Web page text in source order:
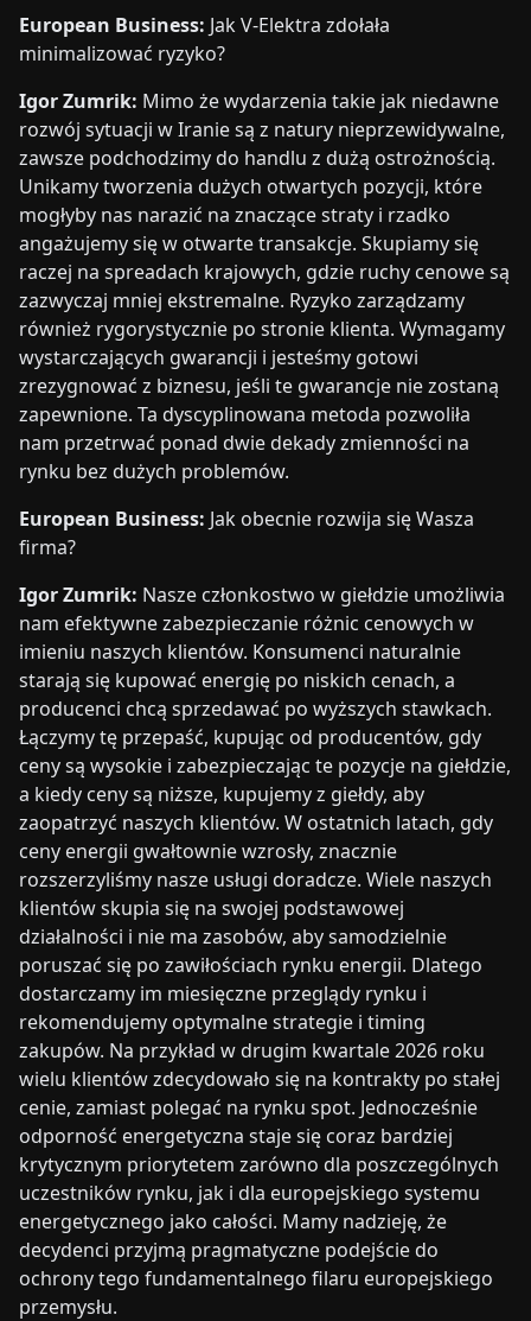
European Business: Jak V-Elektra zdołała
minimalizować ryzyko?
Igor Zumrik: Mimo że wydarzenia takie jak niedawne
rozwój sytuacji w Iranie są z natury nieprzewidywalne,
zawsze podchodzimy do handlu z dużą ostrożnością.
Unikamy tworzenia dużych otwartych pozycji, które
mogłyby nas narazić na znaczące straty i rzadko
angażujemy się w otwarte transakcje. Skupiamy się
raczej na spreadach krajowych, gdzie ruchy cenowe są
zazwyczaj mniej ekstremalne. Ryzyko zarządzamy
również rygorystycznie po stronie klienta. Wymagamy
wystarczających gwarancji i jesteśmy gotowi
zrezygnować z biznesu, jeśli te gwarancje nie zostaną
zapewnione. Ta dyscyplinowana metoda pozwoliła
nam przetrwać ponad dwie dekady zmienności na
rynku bez dużych problemów.
European Business: Jak obecnie rozwija się Wasza
firma?
Igor Zumrik: Nasze członkostwo w giełdzie umożliwia
nam efektywne zabezpieczanie różnic cenowych w
imieniu naszych klientów. Konsumenci naturalnie
starają się kupować energię po niskich cenach, a
producenci chcą sprzedawać po wyższych stawkach.
Łączymy tę przepaść, kupując od producentów, gdy
ceny są wysokie i zabezpieczając te pozycje na giełdzie,
a kiedy ceny są niższe, kupujemy z giełdy, aby
zaopatrzyć naszych klientów. W ostatnich latach, gdy
ceny energii gwałtownie wzrosły, znacznie
rozszerzyliśmy nasze usługi doradcze. Wiele naszych
klientów skupia się na swojej podstawowej
działalności i nie ma zasobów, aby samodzielnie
poruszać się po zawiłościach rynku energii. Dlatego
dostarczamy im miesięczne przeglądy rynku i
rekomendujemy optymalne strategie i timing
zakupów. Na przykład w drugim kwartale 2026 roku
wielu klientów zdecydowało się na kontrakty po stałej
cenie, zamiast polegać na rynku spot. Jednocześnie
odporność energetyczna staje się coraz bardziej
krytycznym priorytetem zarówno dla poszczególnych
uczestników rynku, jak i dla europejskiego systemu
energetycznego jako całości. Mamy nadzieję, że
decydenci przyjmą pragmatyczne podejście do
ochrony tego fundamentalnego filaru europejskiego
przemysłu.